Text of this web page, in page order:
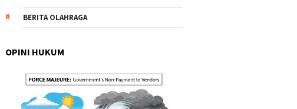
BERITA OLAHRAGA
OPINI HUKUM